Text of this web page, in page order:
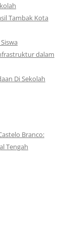
Tambak Kota
dalam
Di Sekolah
Branco:
Tengah